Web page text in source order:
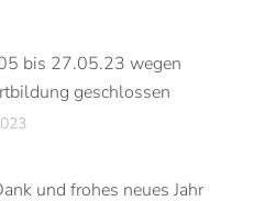
bis 27.05.23 wegen
geschlossen
und frohes neues Jahr